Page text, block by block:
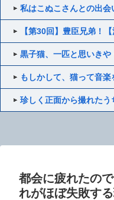
私はこぬこさんとの出
【第30回】豊臣兄弟！【
黒子猫、一匹と思いきや
もしかして、猫って音
珍しく正面から撮れた
都会に疲れたの
れがほぼ失敗す